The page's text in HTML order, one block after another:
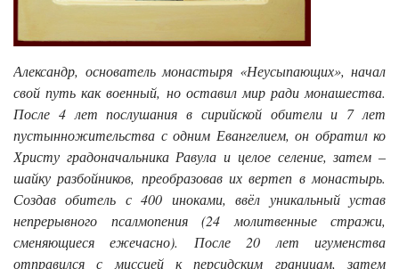
Александр, основатель монастыря «Неусыпающих», начал
свой путь как военный, но оставил мир ради монашества.
После 4 лет послушания в сирийской обители и 7 лет
пустынножительства с одним Евангелием, он обратил ко
Христу градоначальника Равула и целое селение, затем ‒
шайку разбойников, преобразовав их вертеп в монастырь.
Создав обитель с 400 иноками, ввёл уникальный устав
непрерывного псалмопения (24 молитвенные стражи,
сменяющиеся ежечасно). После 20 лет игуменства
отправился с миссией к персидским границам, затем